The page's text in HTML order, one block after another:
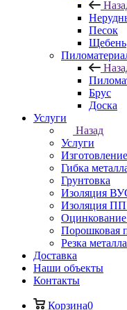
Песок
Щебень
Брус
Доска
Услуги
Назад
Услуги
Гибка
Грунтовка
Изоляция
Изоляция
Оцинкование
Порошковая
Резка металла
Доставка
Наши объекты
Контакты
Корзина0